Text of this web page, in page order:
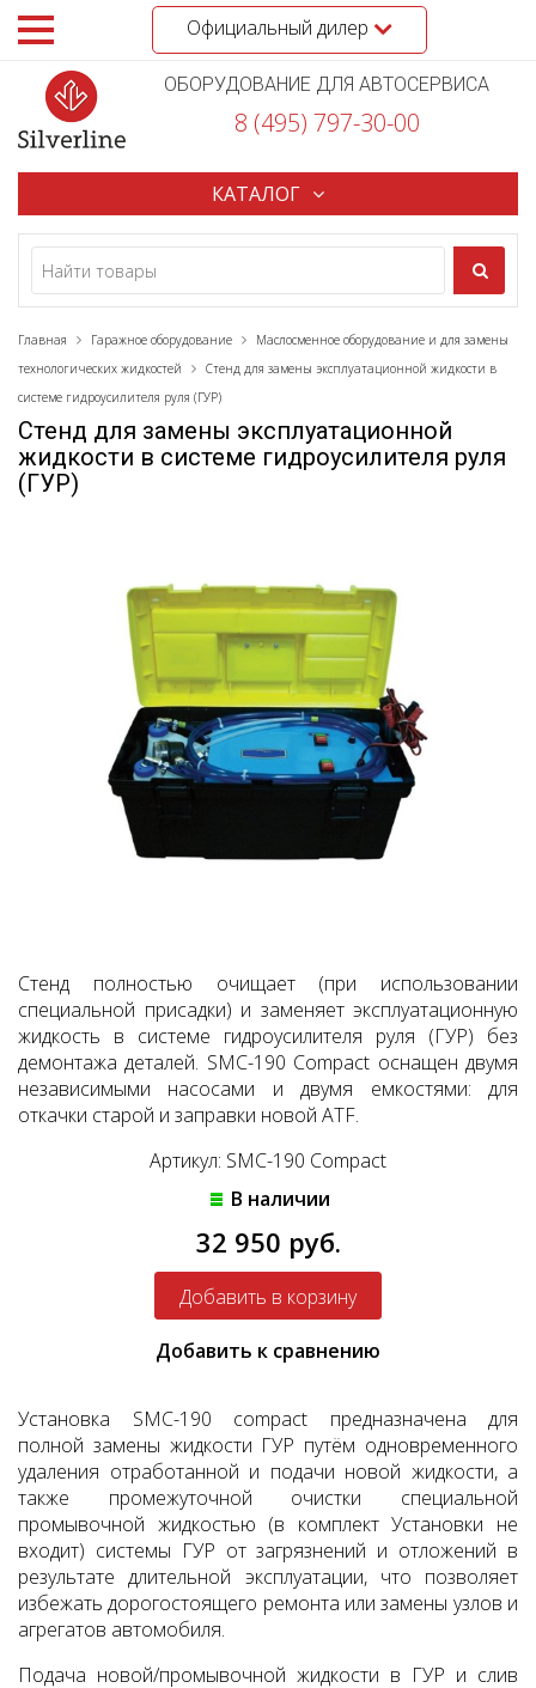
Официальный дилер
ОБОРУДОВАНИЕ ДЛЯ АВТОСЕРВИСА
8 (495) 797-30-00
КАТАЛОГ
Главная Гаражное оборудование
Маслосменное оборудование и для замены
технологических жидкостей
Стенд для замены эксплуатационной жидкости в
системе гидроусилителя руля (ГУР)
Стенд для замены эксплуатационной
жидкости в системе гидроусилителя руля
(ГУР)
Стенд полностью очищает (при использовании
специальной присадки) и заменяет эксплуатационную
жидкость в системе гидроусилителя руля (ГУР) без
демонтажа деталей. SMC-190 Compact оснащен двумя
независимыми насосами и двумя емкостями: для
откачки старой и заправки новой ATF.
Артикул: SMC-190 Compact
В наличии
32 950 руб.
Добавить к сравнению
Установка SMC-190 compact предназначена для
полной замены жидкости ГУР путём одновременного
удаления отработанной и подачи новой жидкости, а
также промежуточной очистки специальной
промывочной жидкостью (в комплект Установки не
входит) системы ГУР от загрязнений и отложений в
результате длительной эксплуатации, что позволяет
избежать дорогостоящего ремонта или замены узлов и
агрегатов автомобиля.
Подача новой/промывочной жидкости в ГУР и слив